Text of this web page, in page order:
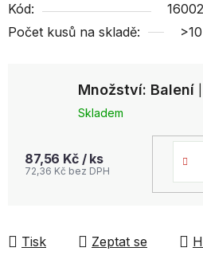
Množství: Balení
Skladem
87,56 Kč / ks
72,36 Kč bez DPH
Kód:
Počet kusů na skladě:
Tisk Zeptat se